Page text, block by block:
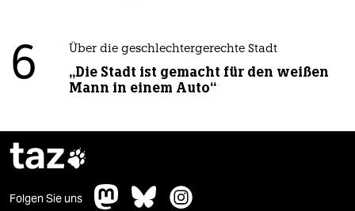
6 Über die geschlechtergerechte Stadt
„Die Stadt ist gemacht für den weißen
Mann in einem Auto“
taz
Folgen Sie uns